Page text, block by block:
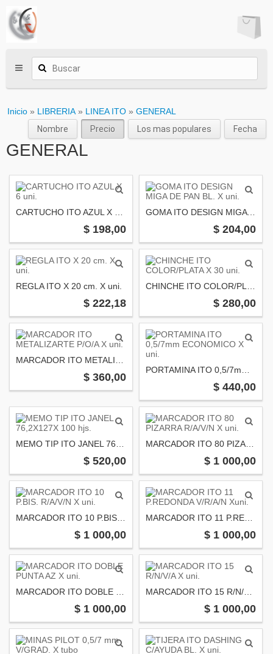
Inicio » LIBRERIA » LINEA ITO » GENERAL
Nombre
Precio Los mas populares Fecha
GENERAL
$ 198,00
GOMA ITO DESIGN MIGA DE PAN BL. X uni.
$ 204,00
REGLA ITO X 20 cm. X uni.
$ 222,18 $ 280,00
$ 360,00
$ 440,00
$ 520,00 $ 1 000,00
$ 1 000,00 $ 1 000,00
$ 1 000,00 $ 1 000,00